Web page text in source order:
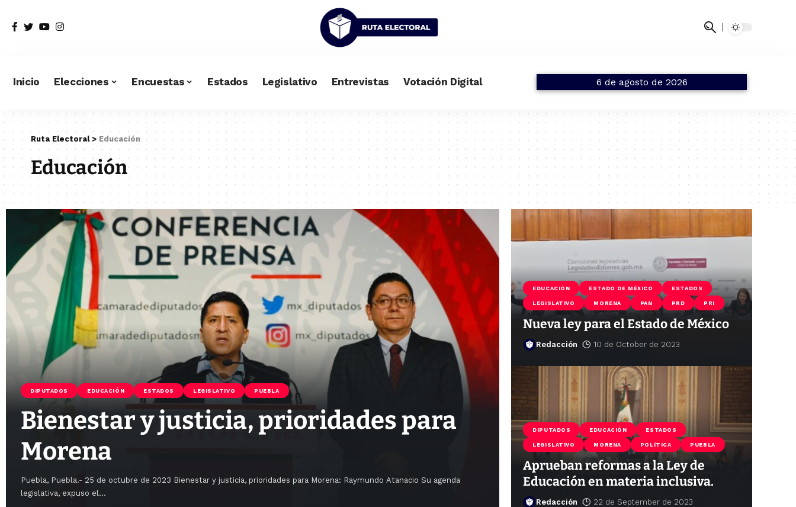
Inicio Elecciones Encuestas Estados Legislativo Entrevistas Votación Digital 6 de agosto de 2026
Ruta Electoral> Educación
Educación
DIPUTADOS EDUCACIÓN ESTADOS LEGISLATIVO PUEBLA
Bienestar y justicia, prioridades para
Morena
Puebla, Puebla.- 25 de octubre de 2023 Bienestar y justicia, prioridades para Morena: Raymundo Atanacio Su agenda
legislativa, expuso el …
EDUCACIÓN ESTADO DE MÉXICO ESTADOS
LEGISLATIVO MORENA PAN PRD PRI
Nueva ley para el Estado de México
Redacción 10 de October de 2023
DIPUTADOS EDUCACIÓN ESTADOS
LEGISLATIVO MORENA POLÍTICA PUEBLA
Aprueban reformas a la Ley de
Educación en materia inclusiva.
Redacción 22 de September de 2023